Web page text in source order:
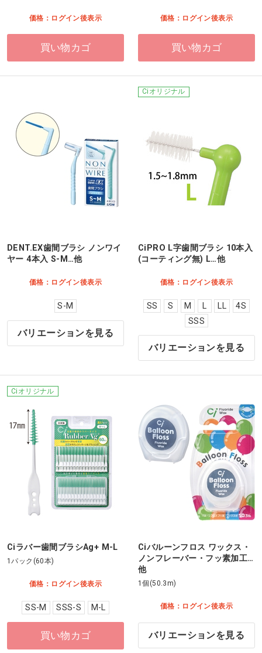
価格：ログイン後表示
買い物カゴ
価格：ログイン後表示
買い物カゴ
DENT.EX歯間ブラシ ノンワイ
ヤー 4本入 S-M…他
価格：ログイン後表示
S-M
バリエーションを見る
Ciオリジナル
CiPRO L字歯間ブラシ 10本入
(コーティング無) L…他
価格：ログイン後表示
SS S M
4S
SSS
バリエーションを見る
Ciオリジナル
Ciラバー歯間ブラシAg+ M-L
1パック(60本)
価格：ログイン後表示
SS-M SSS-S M-L
買い物カゴ
Ciバルーンフロス ワックス・
ノンフレーバー・フッ素加工…
他
1個(50.3m)
価格：ログイン後表示
バリエーションを見る